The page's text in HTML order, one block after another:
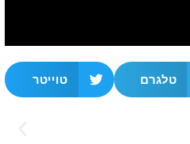
טלגרם טוייטר